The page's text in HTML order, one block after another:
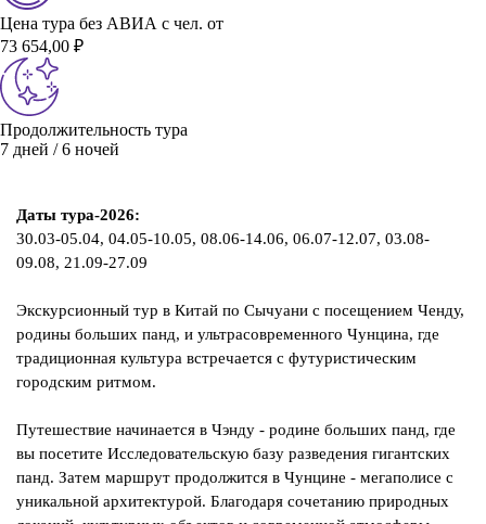
Цена тура без АВИА с чел. от
73 654,00 ₽
Продолжительность тура
7 дней / 6 ночей
Даты тура-2026:
30.03-05.04, 04.05-10.05, 08.06-14.06, 06.07-12.07, 03.08-
09.08, 21.09-27.09
Экскурсионный тур в Китай по Сычуани с посещением Ченду,
родины больших панд, и ультрасовременного Чунцина, где
традиционная культура встречается с футуристическим
городским ритмом.
Путешествие начинается в Чэнду - родине больших панд, где
вы посетите Исследовательскую базу разведения гигантских
панд. Затем маршрут продолжится в Чунцине - мегаполисе с
уникальной архитектурой. Благодаря сочетанию природных